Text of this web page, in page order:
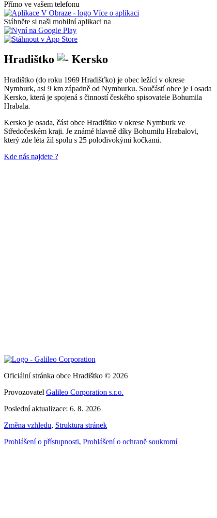
Přímo ve vašem telefonu
Více o aplikaci
Stáhněte si naši mobilní aplikaci na
Hradištko Kersko
Hradištko (do roku 1969 Hradišťko) je obec ležící v okrese
Nymburk, asi 9 km západně od Nymburku. Součástí obce je i osada
Kersko, která je spojená s činností českého spisovatele Bohumila
Hrabala.
Kersko je osada, část obce Hradištko v okrese Nymburk ve
Středočeském kraji. Je známé hlavně díky Bohumilu Hrabalovi,
který zde léta žil spolu s 25 polodivokými kočkami.
Kde nás najdete ?
Oficiální stránka obce Hradištko © 2026
Provozovatel Galileo Corporation s.r.o.
Poslední aktualizace: 6. 8. 2026
Změna vzhledu, Struktura stránek
Prohlášení o přístupnosti, Prohlášení o ochraně soukromí